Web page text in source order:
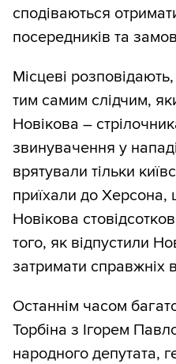
сподіваються
посередників та
Місцеві
тим самим слідчим,
Новікова –
звинувачення у
врятували тільки
приїхали до Херсона,
Новікова
того, як відпустили
затримати справжніх
Останнім часом
Торбіна з Ігорем
народного депутата,